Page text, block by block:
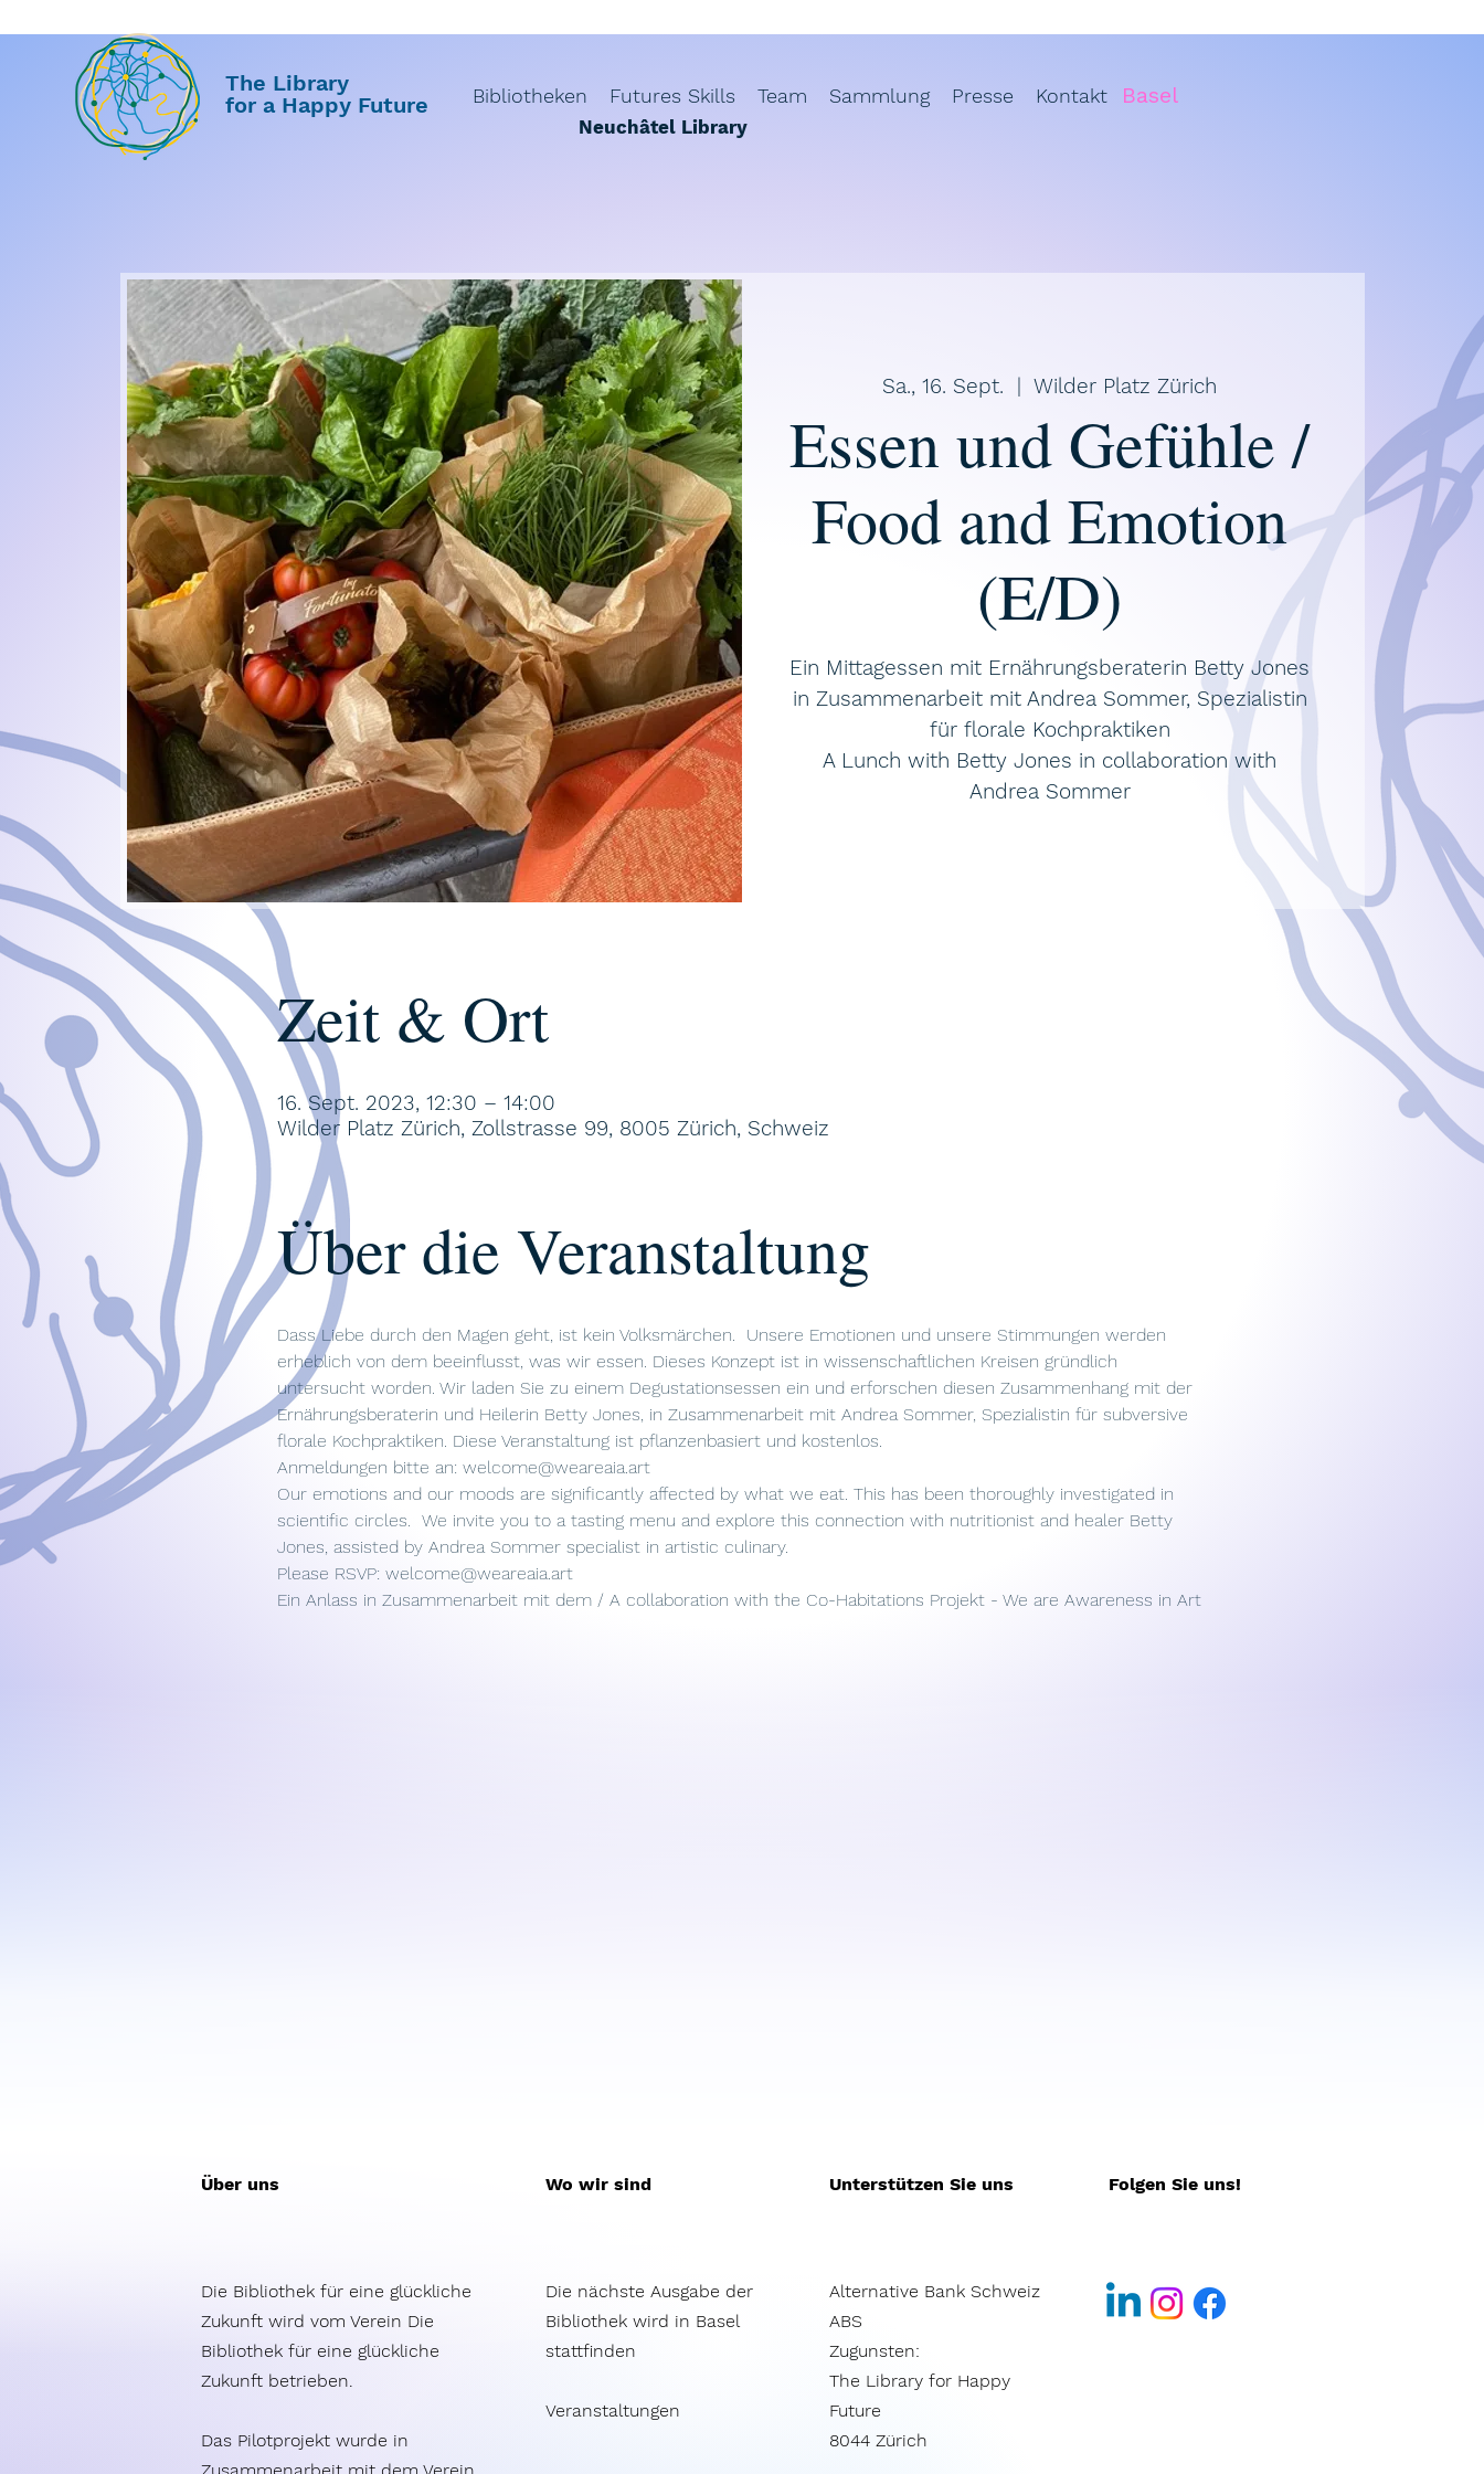
The Library
for a Happy Future
Bibliotheken Futures Skills Team Sammlung Presse Kontakt Basel
Neuchâtel Library
Sa., 16. Sept.
  |
Wilder Platz Zürich
Essen und Gefühle /
Food and Emotion
(E/D)
Ein Mittagessen mit Ernährungsberaterin Betty Jones
in Zusammenarbeit mit Andrea Sommer, Spezialistin
für florale Kochpraktiken
A Lunch with Betty Jones in collaboration with
Andrea Sommer
Zeit & Ort
16. Sept. 2023, 12:30 – 14:00
Wilder Platz Zürich, Zollstrasse 99, 8005 Zürich, Schweiz
Über die Veranstaltung
Dass Liebe durch den Magen geht, ist kein Volksmärchen.  Unsere Emotionen und unsere Stimmungen werden
erheblich von dem beeinflusst, was wir essen. Dieses Konzept ist in wissenschaftlichen Kreisen gründlich
untersucht worden. Wir laden Sie zu einem Degustationsessen ein und erforschen diesen Zusammenhang mit der
Ernährungsberaterin und Heilerin Betty Jones, in Zusammenarbeit mit Andrea Sommer, Spezialistin für subversive
florale Kochpraktiken. Diese Veranstaltung ist pflanzenbasiert und kostenlos.
Anmeldungen bitte an: welcome@weareaia.art
Our emotions and our moods are significantly affected by what we eat. This has been thoroughly investigated in
scientific circles.  We invite you to a tasting menu and explore this connection with nutritionist and healer Betty
Jones, assisted by Andrea Sommer specialist in artistic culinary.
Please RSVP: welcome@weareaia.art
Ein Anlass in Zusammenarbeit mit dem / A collaboration with the Co-Habitations Projekt - We are Awareness in Art
Über uns Wo wir sind Unterstützen Sie uns Folgen Sie uns!
Die Bibliothek für eine glückliche
Zukunft wird vom Verein Die
Bibliothek für eine glückliche
Zukunft betrieben.
Das Pilotprojekt wurde in
Zusammenarbeit mit dem Verein
Die nächste Ausgabe der
Bibliothek wird in Basel
stattfinden
Veranstaltungen
Alternative Bank Schweiz
ABS​
Zugunsten:
The Library for Happy
Future
8044 Zürich